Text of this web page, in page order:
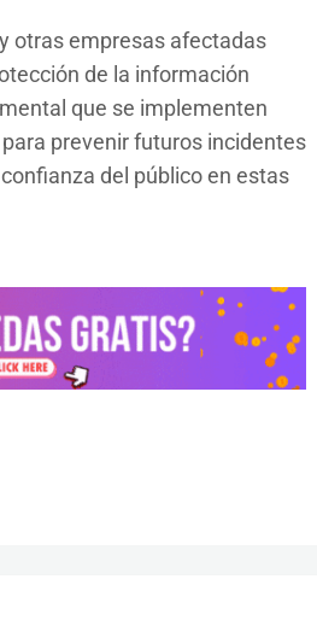
otras empresas afectadas
de la información
que se implementen
prevenir futuros incidentes
del público en estas